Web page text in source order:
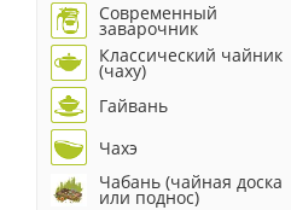
Современный
заварочник
Классический чайник
(чаху)
Гайвань
Чахэ
Чабань (чайная доска
или поднос)